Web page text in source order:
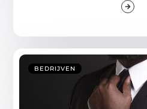
BEDRIJVEN